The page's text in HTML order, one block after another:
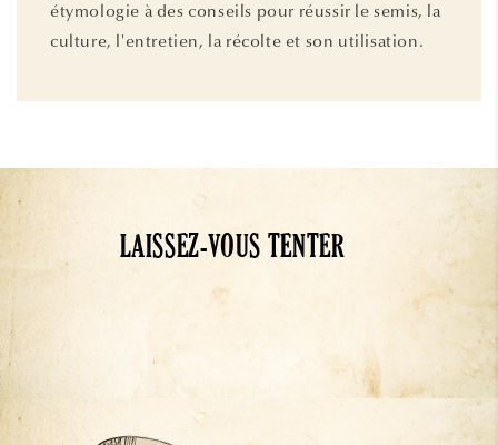
étymologie à des conseils pour réussir le semis, la
culture, l'entretien, la récolte et son utilisation.
LAISSEZ-VOUS TENTER